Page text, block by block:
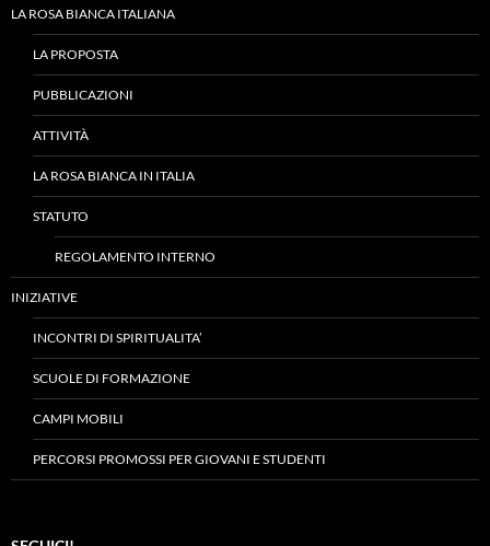
LA ROSA BIANCA ITALIANA
LA PROPOSTA
PUBBLICAZIONI
ATTIVITÀ
LA ROSA BIANCA IN ITALIA
STATUTO
REGOLAMENTO INTERNO
INIZIATIVE
INCONTRI DI SPIRITUALITA’
SCUOLE DI FORMAZIONE
CAMPI MOBILI
PERCORSI PROMOSSI PER GIOVANI E STUDENTI